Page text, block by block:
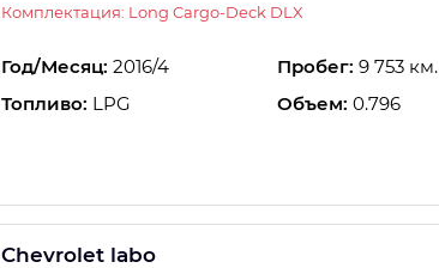
Комплектация: Long Cargo-Deck DLX
Год/Месяц: 2016/4 Пробег: 9 753 км.
Топливо: LPG Объем: 0.796
Chevrolet labo